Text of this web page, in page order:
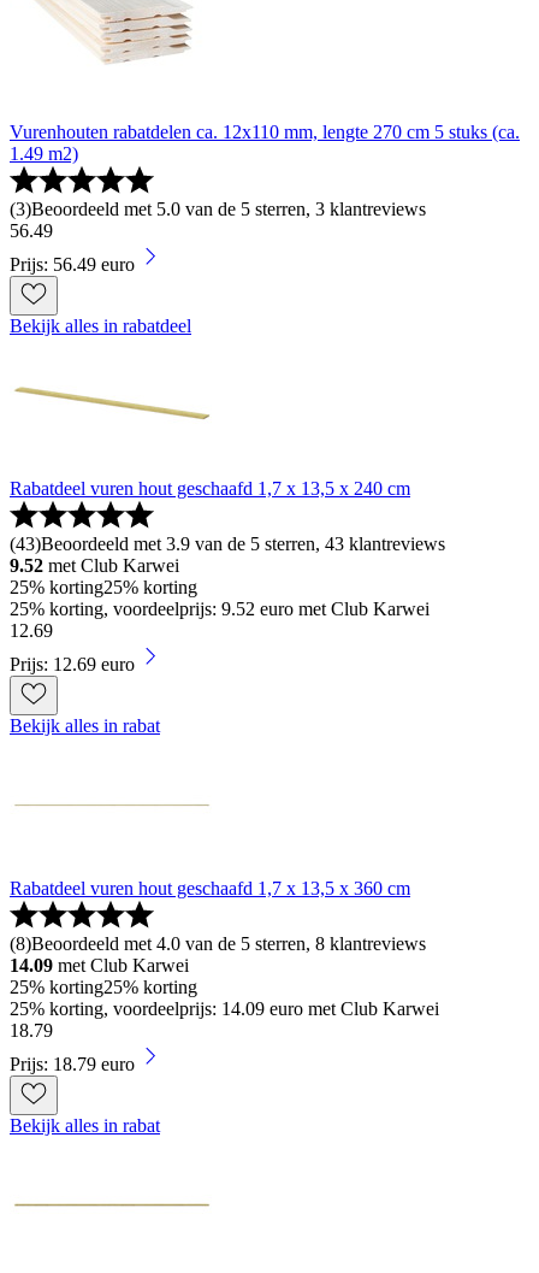
Vurenhouten rabatdelen ca. 12x110 mm, lengte 270 cm 5 stuks (ca.
1.49 m2)
(3)Beoordeeld met 5.0 van de 5 sterren, 3 klantreviews
56.49
Prijs: 56.49 euro
Bekijk alles in rabatdeel
Rabatdeel vuren hout geschaafd 1,7 x 13,5 x 240 cm
(43)Beoordeeld met 3.9 van de 5 sterren, 43 klantreviews
9.52 met Club Karwei
25% korting25% korting
25% korting, voordeelprijs: 9.52 euro met Club Karwei
12.69
Prijs: 12.69 euro
Bekijk alles in rabat
Rabatdeel vuren hout geschaafd 1,7 x 13,5 x 360 cm
(8)Beoordeeld met 4.0 van de 5 sterren, 8 klantreviews
14.09 met Club Karwei
25% korting25% korting
25% korting, voordeelprijs: 14.09 euro met Club Karwei
18.79
Prijs: 18.79 euro
Bekijk alles in rabat